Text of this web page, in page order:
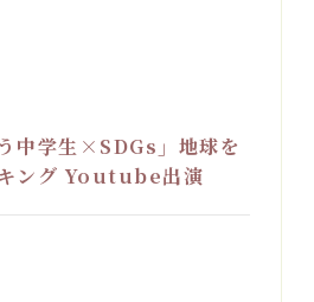
中学生×SDGs」地球を
ング Youtube出演